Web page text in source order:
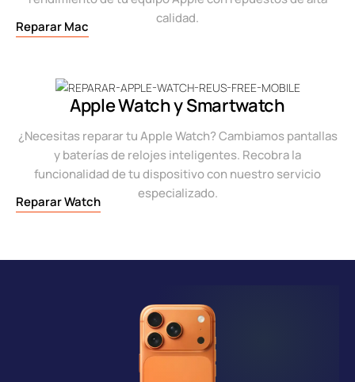
calidad.
Reparar Mac
Apple Watch y Smartwatch
¿Necesitas reparar tu Apple Watch? Cambiamos pantallas
y baterías de relojes inteligentes. Recobra la
funcionalidad de tu dispositivo con nuestro servicio
especializado.
Reparar Watch